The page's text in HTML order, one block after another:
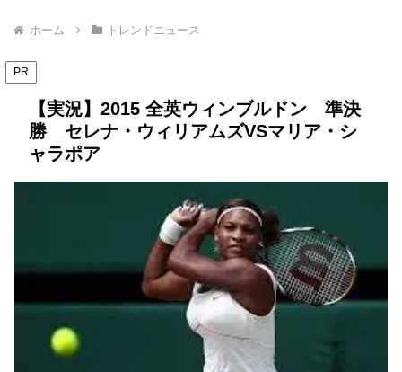
ホーム トレンドニュース
PR
【実況】2015 全英ウィンブルドン 準決
勝 セレナ・ウィリアムズVSマリア・シ
ャラポア